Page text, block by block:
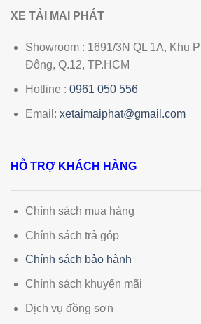
XE TẢI MAI PHÁT
Showroom : 1691/3N QL 1A, Khu
Đông, Q.12, TP.HCM
Hotline : 0961 050 556
Email: xetaimaiphat@gmail.com
HỖ TRỢ KHÁCH HÀNG
Chính sách mua hàng
Chính sách trả góp
Chính sách bảo hành
Chính sách khuyến mãi
Dịch vụ đồng sơn